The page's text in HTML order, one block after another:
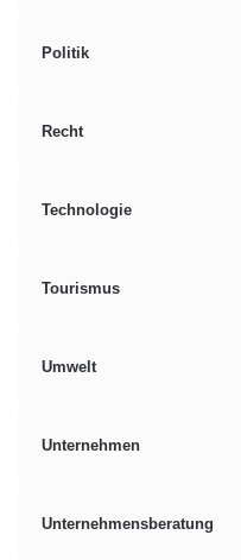
Politik
Recht
Technologie
Tourismus
Umwelt
Unternehmen
Unternehmensberatung